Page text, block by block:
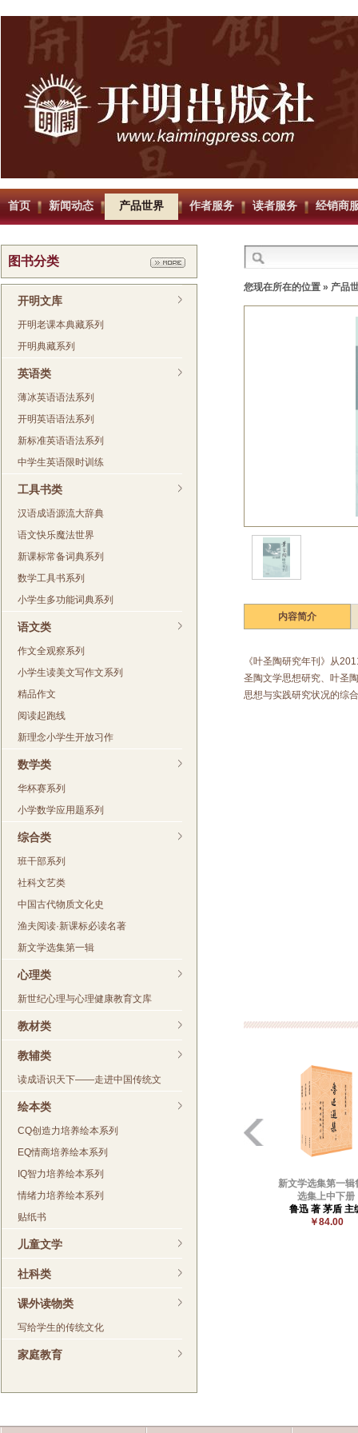
首页 新闻动态 产品世界 作者服务 读者服务 经销商
图书分类
开明文库
开明老课本典藏系列
开明典藏系列
英语类
薄冰英语语法系列
开明英语语法系列
新标准英语语法系列
中学生英语限时训练
工具书类
汉语成语源流大辞典
语文快乐魔法世界
新课标常备词典系列
数学工具书系列
小学生多功能词典系列
语文类
作文全观察系列
小学生读美文写作文系列
精品作文
阅读起跑线
新理念小学生开放习作
数学类
华杯赛系列
小学数学应用题系列
综合类
班干部系列
社科文艺类
中国古代物质文化史
渔夫阅读·新课标必读名著
新文学选集第一辑
心理类
新世纪心理与心理健康教育文库
教材类
教辅类
读成语识天下——走进中国传统文
绘本类
CQ创造力培养绘本系列
EQ情商培养绘本系列
IQ智力培养绘本系列
情绪力培养绘本系列
贴纸书
儿童文学
社科类
课外读物类
写给学生的传统文化
家庭教育
您现在所在的位置 » 产品
内容简介
《叶圣陶研究年刊》从
圣陶文学思想研究、叶圣
思想与实践研究状况的综
新文学选集第一辑
选集上中下册
鲁迅 著 茅盾 主
￥84.00